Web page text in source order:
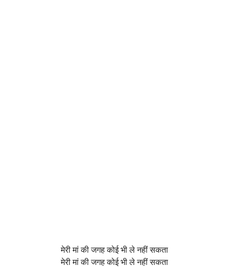
मेरी मां की जगह कोई भी ले नहीं सकता
मेरी मां की जगह कोई भी ले नहीं सकता